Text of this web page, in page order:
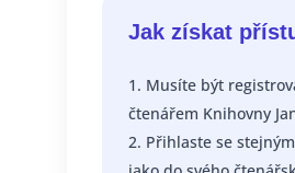
Jak získat
Musíte být
čtenářem Knihovny
Přihlaste se